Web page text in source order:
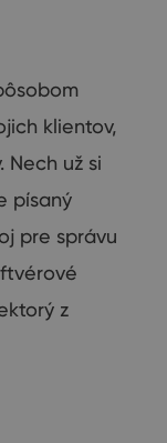
klientov,
. Nech už si
písaný
pre správu
z